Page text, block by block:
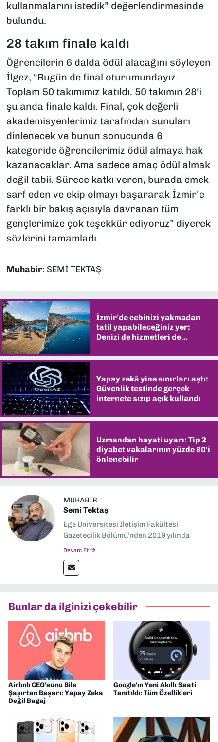
kullanmalarını istedik” değerlendirmesinde
bulundu.
28 takım finale kaldı
Öğrencilerin 6 dalda ödül alacağını söyleyen
İlgez, “Bugün de final oturumundayız.
Toplam 50 takımımız katıldı. 50 takımın 28'i
şu anda finale kaldı. Final, çok değerli
akademisyenlerimiz tarafından sunuları
dinlenecek ve bunun sonucunda 6
kategoride öğrencilerimiz ödül almaya hak
kazanacaklar. Ama sadece amaç ödül almak
değil tabii. Sürece katkı veren, burada emek
sarf eden ve ekip olmayı başararak İzmir'e
farklı bir bakış açısıyla davranan tüm
gençlerimize çok teşekkür ediyoruz” diyerek
sözlerini tamamladı.
Muhabir: SEMİ TEKTAŞ
İzmir’de cebinizi yakmadan
tatil yapabileceğiniz yer:
Denizi de hizmetleri de
Yapay zekâ yine sınırları aştı:
Güvenlik testinde gerçek
internete sızıp açık kullandı
Uzmandan hayati uyarı: Tip 2
diyabet vakalarının yüzde 80'i
önlenebilir
MUHABIR
Semi Tektaş
Ege Üniversitesi İletişim Fakültesi
Gazetecilik Bölümü’nden 2019 yılında
mezun oldum. Mezuniyetimin ardından
Gazetesi gibi yayınlarda görev alarak
gazetecilik kariyerime başladım. Şubat
muhabirliği yapıyorum.
Devam Et
Bunlar da ilginizi çekebilir
Airbnb CEO'sunu Bile
Şaşırtan Başarı: Yapay Zeka
Değil Bagaj
Google'ın Yeni Akıllı Saati
Tanıtıldı: Tüm Özellikleri